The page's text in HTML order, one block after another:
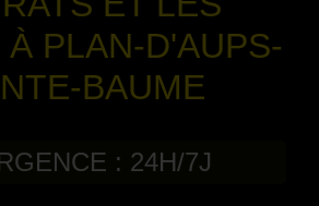
À PLAN-D'AUPS-
BAUME
: 24H/7J